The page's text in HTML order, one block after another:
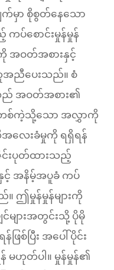
ာ စိုစွတ်နေသော
ကပ်စောင်းမှုန်မှုန်
အဝတ်အစားနှင့်
အညီပေးသည်။ စံ
ည် အဝတ်အစား၏
တစ်ကဲ့သို့သော အလွှာကို
လေးခံမှုကို ရရှိရန်
းပုတ်ထားသည့်
င့် အနိမ့်အပူခံ ကပ်
။ ဤမှုန်မှုန်များကို
များအတွင်းသို့ ပိုမို
ဖြစ်ပြီး အပေါ်ပိုင်း
န် မဟုတ်ပါ။ မှုန်မှုန်၏